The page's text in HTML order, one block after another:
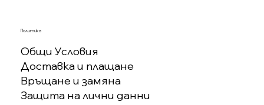
Политика
Общи Условия
Доставка и плащане
Връщане и замяна
Защита на лични данни